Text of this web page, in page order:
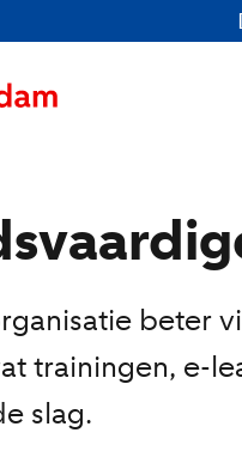
beter
trainingen, e-
slag.